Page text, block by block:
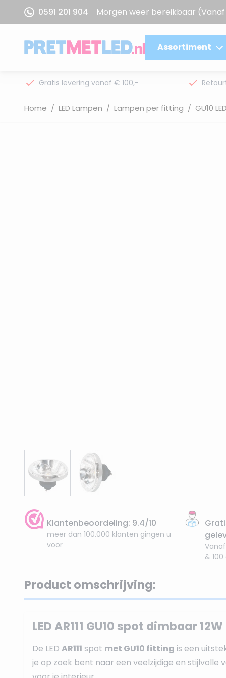
Ga naar de inhoud
0591 201 904 Morgen weer bereikbaar
Assortiment
Gratis levering vanaf € 100,-
Home / LED Lampen / Lampen per fitting / GU10
Klantenbeoordeling: 9.4/10
meer dan 100.000 klanten gingen u
voor
Vanaf
&
Product omschrijving:
LED AR111 GU10 spot dimbaar
De LED AR111 spot met GU10 fitting is een
je op zoek bent naar een veelzijdige en stijlvolle